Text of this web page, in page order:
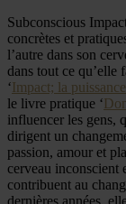
Subconscious
concrètes et
l’autre dans son
dans tout ce qu’elle
‘Impact; la
le livre pratique ‘
influencer les gens,
dirigent un
passion, amour et
cerveau inconscient
contribuent au
dernières années,